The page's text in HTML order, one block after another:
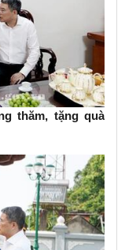
thăm, tặng quà